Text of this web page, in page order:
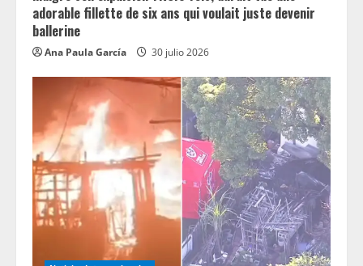
adorable fillette de six ans qui voulait juste devenir
ballerine
Ana Paula García 30 julio 2026